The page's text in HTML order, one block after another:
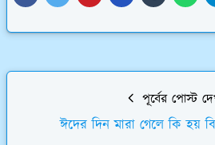
পূর্বের পোস্ট
ঈদের দিন মারা গেলে কি হয়